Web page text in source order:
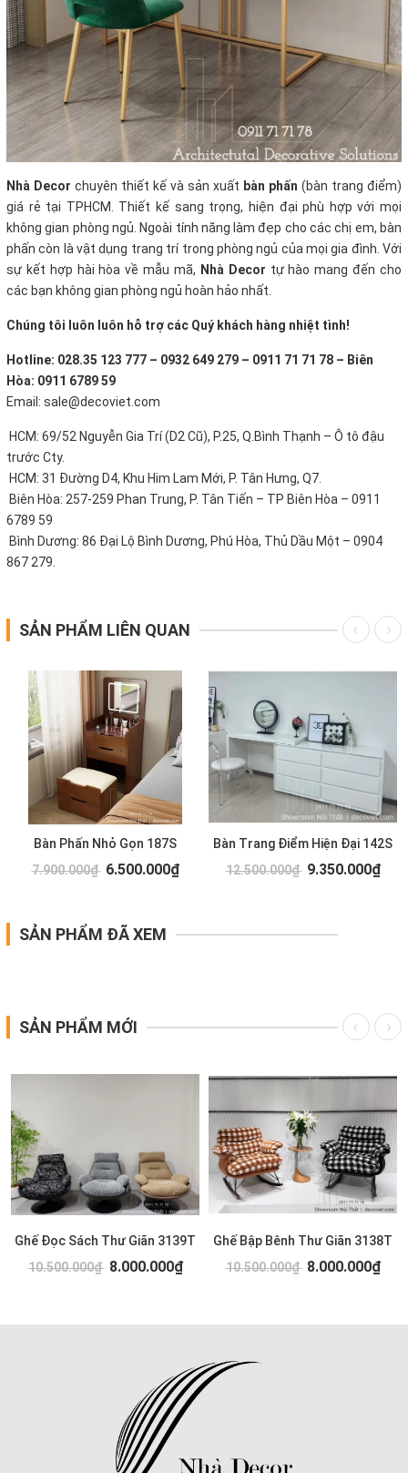
Nhà Decor chuyên thiết kế và sản xuất bàn phấn (bàn trang điểm)
giá rẻ tại TPHCM. Thiết kế sang trọng, hiện đại phù hợp với mọi
không gian phòng ngủ. Ngoài tính năng làm đẹp cho các chị em, bàn
phấn còn là vật dụng trang trí trong phòng ngủ của mọi gia đình. Với
sự kết hợp hài hòa về mẫu mã, Nhà Decor tự hào mang đến cho
các bạn không gian phòng ngủ hoàn hảo nhất.
Chúng tôi luôn luôn hỗ trợ các Quý khách hàng nhiệt tình!
Hotline: 028.35 123 777 – 0932 649 279 – 0911 71 71 78 – Biên
Hòa: 0911 6789 59
Email: sale@decoviet.com
HCM: 69/52 Nguyễn Gia Trí (D2 Cũ), P.25, Q.Bình Thạnh – Ô tô đậu
trước Cty.
HCM: 31 Đường D4, Khu Him Lam Mới, P. Tân Hưng, Q7.
Biên Hòa: 257-259 Phan Trung, P. Tân Tiến – TP Biên Hòa – 0911
6789 59
Bình Dương: 86 Đại Lộ Bình Dương, Phú Hòa, Thủ Dầu Một – 0904
867 279.
SẢN PHẨM LIÊN QUAN
Bàn Phấn Nhỏ Gọn 187S
7.900.000₫ 6.500.000₫
Bàn Trang Điểm Hiện Đại 142S
12.500.000₫ 9.350.000₫
SẢN PHẨM ĐÃ XEM
SẢN PHẨM MỚI
Ghế Đọc Sách Thư Giãn 3139T
10.500.000₫ 8.000.000₫
Ghế Bập Bênh Thư Giãn 3138T
10.500.000₫ 8.000.000₫